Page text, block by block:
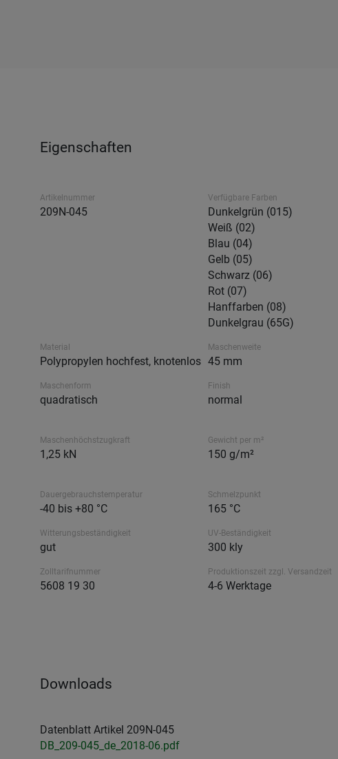
Eigenschaften
Artikelnummer
209N-045
Verfügbare Farben
Dunkelgrün (015)
Weiß (02)
Blau (04)
Gelb (05)
Schwarz (06)
Rot (07)
Hanffarben (08)
Dunkelgrau (65G)
Material
Polypropylen hochfest, knotenlos
Maschenweite
45 mm
Maschenform
quadratisch
Finish
normal
Maschenhöchstzugkraft
1,25 kN
Gewicht per m²
150 g/m²
Dauergebrauchstemperatur
-40 bis +80 °C
Schmelzpunkt
165 °C
Witterungsbeständigkeit
gut
UV-Beständigkeit
300 kly
Zolltarifnummer
5608 19 30
Produktionszeit zzgl. Versandzeit
4-6 Werktage
Downloads
Datenblatt Artikel 209N-045
DB_209-045_de_2018-06.pdf